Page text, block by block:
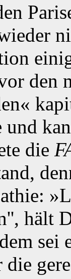
den
und
die
hält
sei